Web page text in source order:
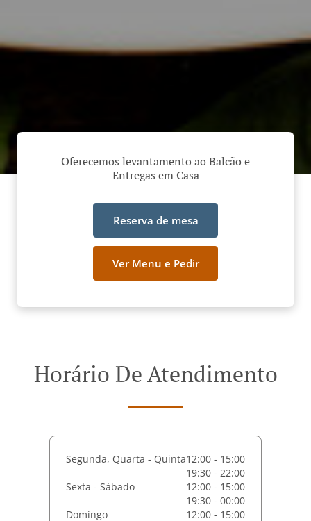
Oferecemos levantamento ao Balcão e
Entregas em Casa
Reserva de mesa
Ver Menu e Pedir
Horário De Atendimento
Segunda, Quarta - Quinta12:00 - 15:00
19:30 - 22:00
Sexta - Sábado
12:00 - 15:00
19:30 - 00:00
Domingo
12:00 - 15:00